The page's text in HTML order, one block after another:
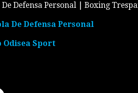
Defensa Personal | Boxing
De Defensa Personal
Odisea Sport